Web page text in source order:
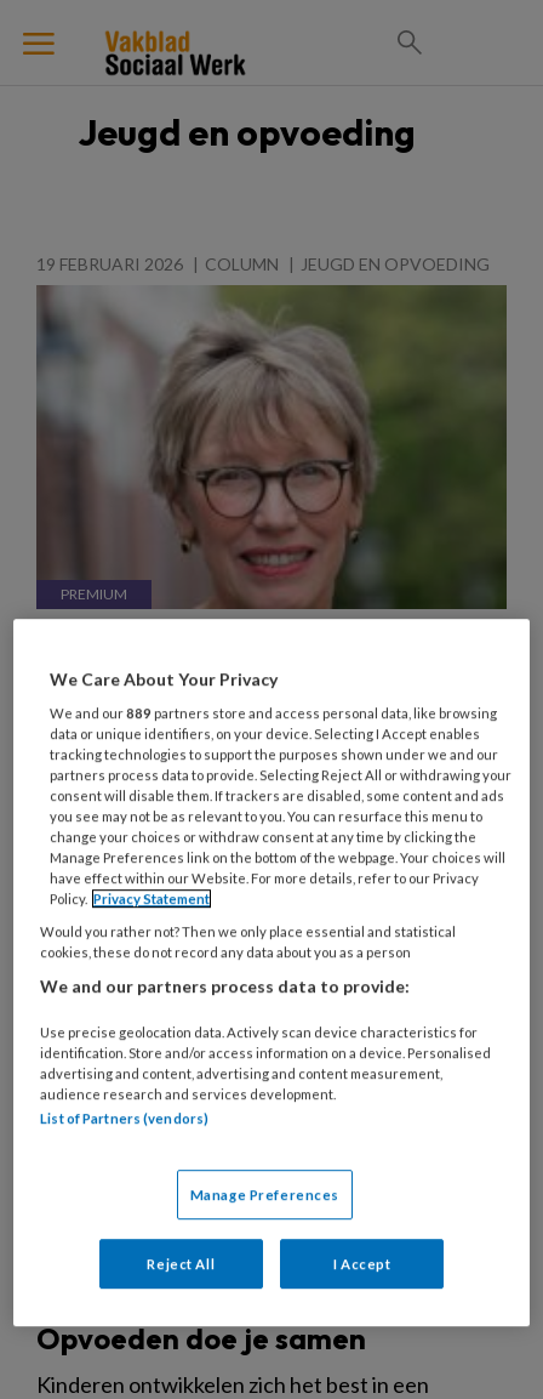
Jeugd en opvoeding
19 FEBRUARI 2026 COLUMN JEUGD EN OPVOEDING
BNN/Vara zond eind 2025 de indrukwekkende
serie Opgroeien met tegenwind uit (nog steeds te
zien via NPO start). De journalisten volgden
kinderen en jongeren in diverse gemeenten en in
uiteenlopende opvoedsituaties.
1 JUNI 2023 ONDERZOEK JEUGD EN OPVOEDING
Opvoeden doe je samen
Kinderen ontwikkelen zich het best in een
We Care About Your Privacy
We and our889 partners store and access personal data, like browsing
data or unique identifiers, on your device. Selecting I Accept enables
tracking technologies to support the purposes shown under we and our
partners process data to provide. Selecting Reject All or withdrawing your
consent will disable them. If trackers are disabled, some content and ads
you see may not be as relevant to you. You can resurface this menu to
change your choices or withdraw consent at any time by clicking the
Manage Preferences link on the bottom of the webpage. Your choices will
have effect within our Website. For more details, refer to our Privacy
Policy. Privacy Statement
Would you rather not? Then we only place essential and statistical
cookies, these do not record any data about you as a person
We and our partners process data to provide:
Use precise geolocation data. Actively scan device characteristics for
identification. Store and/or access information on a device. Personalised
advertising and content, advertising and content measurement,
audience research and services development.
List of Partners (vendors)
Manage Preferences
Reject All I Accept